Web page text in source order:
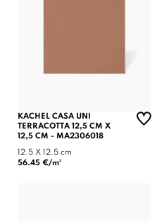
KACHEL CASA UNI
TERRACOTTA 12,5 CM X
12,5 CM - MA2306018
12.5 X 12.5 cm
56.45 €/m²